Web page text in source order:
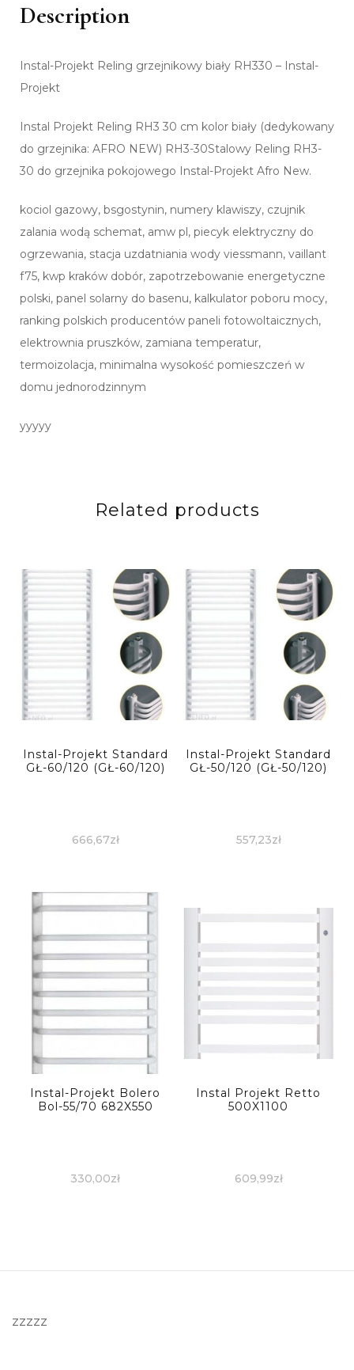
Description
Instal-Projekt Reling grzejnikowy biały RH330 – Instal-
Projekt
Instal Projekt Reling RH3 30 cm kolor biały (dedykowany
do grzejnika: AFRO NEW) RH3-30Stalowy Reling RH3-
30 do grzejnika pokojowego Instal-Projekt Afro New.
kociol gazowy, bsgostynin, numery klawiszy, czujnik
zalania wodą schemat, amw pl, piecyk elektryczny do
ogrzewania, stacja uzdatniania wody viessmann, vaillant
f75, kwp kraków dobór, zapotrzebowanie energetyczne
polski, panel solarny do basenu, kalkulator poboru mocy,
ranking polskich producentów paneli fotowoltaicznych,
elektrownia pruszków, zamiana temperatur,
termoizolacja, minimalna wysokość pomieszczeń w
domu jednorodzinnym
yyyyy
Related products
Instal-Projekt Standard
GŁ-60/120 (GŁ-60/120)
666,67zł
Instal-Projekt Standard
GŁ-50/120 (GŁ-50/120)
557,23zł
Instal-Projekt Bolero
Bol-55/70 682X550
330,00zł
Instal Projekt Retto
500X1100
609,99zł
zzzzz